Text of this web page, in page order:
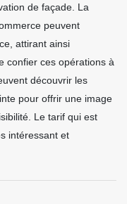
de façade. La
peuvent
attirant ainsi
confier ces opérations à
découvrir les
pour offrir une image
Le tarif qui est
intéressant et